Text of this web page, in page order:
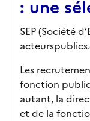
: une
SEP (Société
Les
fonction
autant, la
et de la